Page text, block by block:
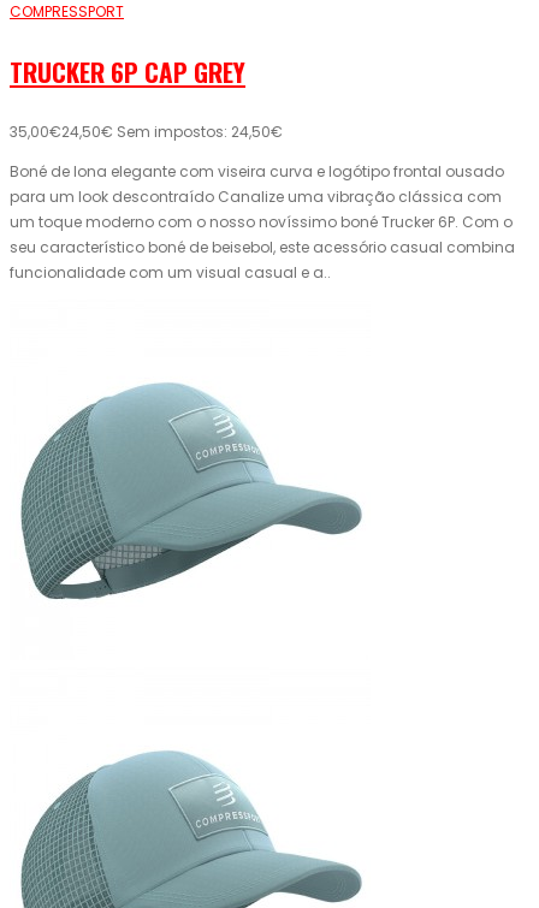
COMPRESSPORT
TRUCKER 6P CAP GREY
35,00€24,50€ Sem impostos: 24,50€
Boné de lona elegante com viseira curva e logótipo frontal ousado
para um look descontraído Canalize uma vibração clássica com
um toque moderno com o nosso novíssimo boné Trucker 6P. Com o
seu característico boné de beisebol, este acessório casual combina
funcionalidade com um visual casual e a..